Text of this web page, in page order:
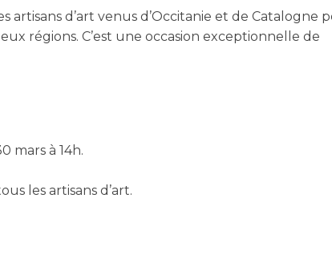
d’art venus d’Occitanie et de Catalogne
régions. C’est une occasion exceptionnelle de
mars à 14h.
les artisans d’art.